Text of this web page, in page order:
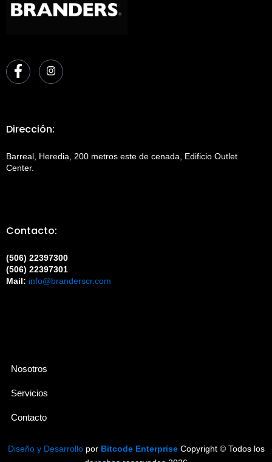
Dirección:
Barreal, Heredia, 200 metros este de cenada, Edificio Outlet
Center.
Contacto:
(506) 22397300
(506) 22397301
Mail: info@branderscr.com
Nosotros
Servicios
Contacto
Diseño y Desarrollopor Bitcode EnterpriseCopyright © Todos los